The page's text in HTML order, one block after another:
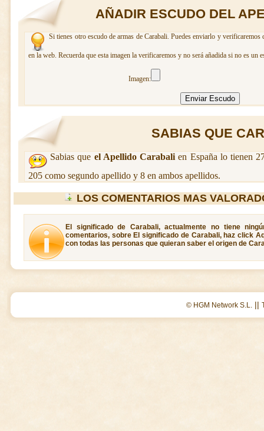
AÑADIR ESCUDO DEL
Si tienes otro escudo de armas de Carabali. Puedes enviarlo y
en la web. Recuerda que esta imagen la verificaremos y no será añadida si no es un
Imagen:
SABIAS QUE
Sabias que el Apellido Carabali en España lo tienen
205 como segundo apellido y 8 en ambos apellidos.
LOS COMENTARIOS MAS
El significado de Carabali, actualmente no tiene
comentarios, sobre El significado de Carabali, haz click
con todas las personas que quieran saber el origen de
© HGM Network S.L. ||